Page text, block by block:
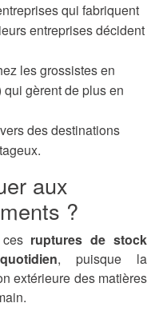
qui fabriquent
entreprises décident
les grossistes en
gèrent de plus en
des destinations
aux
?
ruptures de stock
, puisque la
extérieure des matières